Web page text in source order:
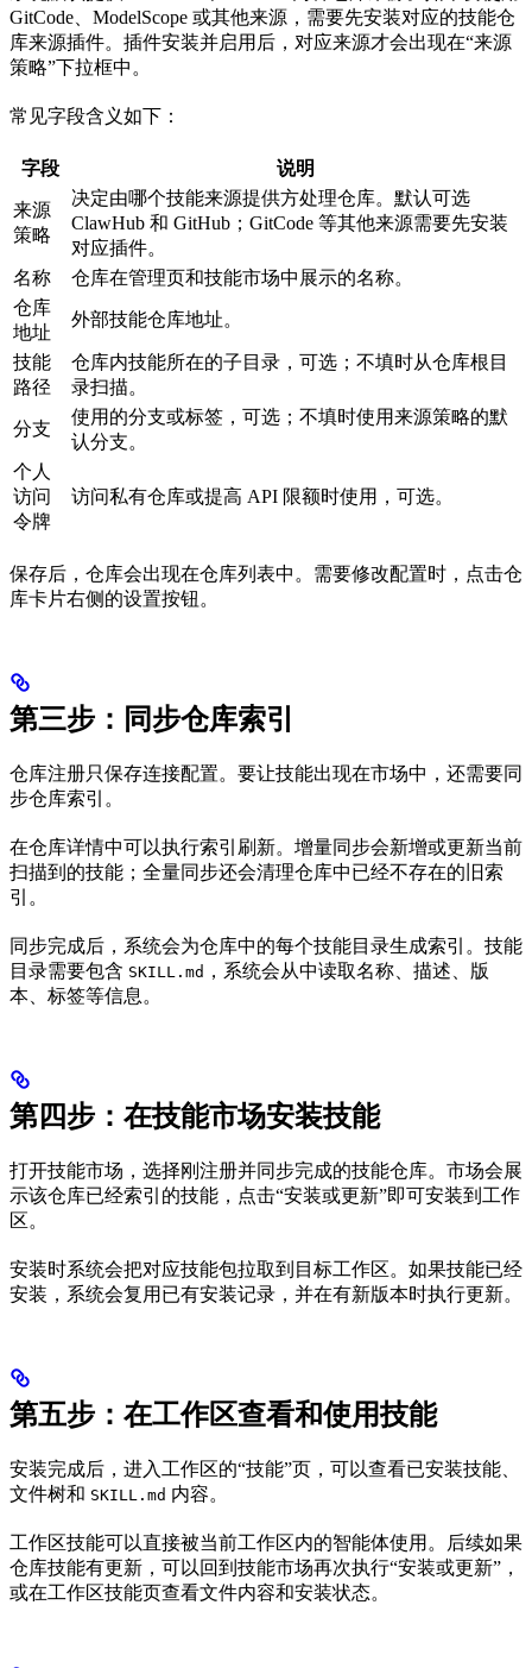
GitCode、ModelScope 或其他来源，需要先安装对应的技能仓
库来源插件。插件安装并启用后，对应来源才会出现在“来源
策略”下拉框中。
常见字段含义如下：
字段 说明
来源
策略
决定由哪个技能来源提供方处理仓库。默认可选
ClawHub 和 GitHub；GitCode 等其他来源需要先安装
对应插件。
名称
仓库在管理页和技能市场中展示的名称。
仓库
地址
外部技能仓库地址。
技能
路径
仓库内技能所在的子目录，可选；不填时从仓库根目
录扫描。
分支
使用的分支或标签，可选；不填时使用来源策略的默
认分支。
个人
访问
令牌
访问私有仓库或提高 API 限额时使用，可选。
保存后，仓库会出现在仓库列表中。需要修改配置时，点击仓
库卡片右侧的设置按钮。
第三步：同步仓库索引
仓库注册只保存连接配置。要让技能出现在市场中，还需要同
步仓库索引。
在仓库详情中可以执行索引刷新。增量同步会新增或更新当前
扫描到的技能；全量同步还会清理仓库中已经不存在的旧索
引。
同步完成后，系统会为仓库中的每个技能目录生成索引。技能
目录需要包含 SKILL.md ，系统会从中读取名称、描述、版
本、标签等信息。
第四步：在技能市场安装技能
打开技能市场，选择刚注册并同步完成的技能仓库。市场会展
示该仓库已经索引的技能，点击“安装或更新”即可安装到工作
区。
安装时系统会把对应技能包拉取到目标工作区。如果技能已经
安装，系统会复用已有安装记录，并在有新版本时执行更新。
第五步：在工作区查看和使用技能
安装完成后，进入工作区的“技能”页，可以查看已安装技能、
文件树和 SKILL.md 内容。
工作区技能可以直接被当前工作区内的智能体使用。后续如果
仓库技能有更新，可以回到技能市场再次执行“安装或更新”，
或在工作区技能页查看文件内容和安装状态。